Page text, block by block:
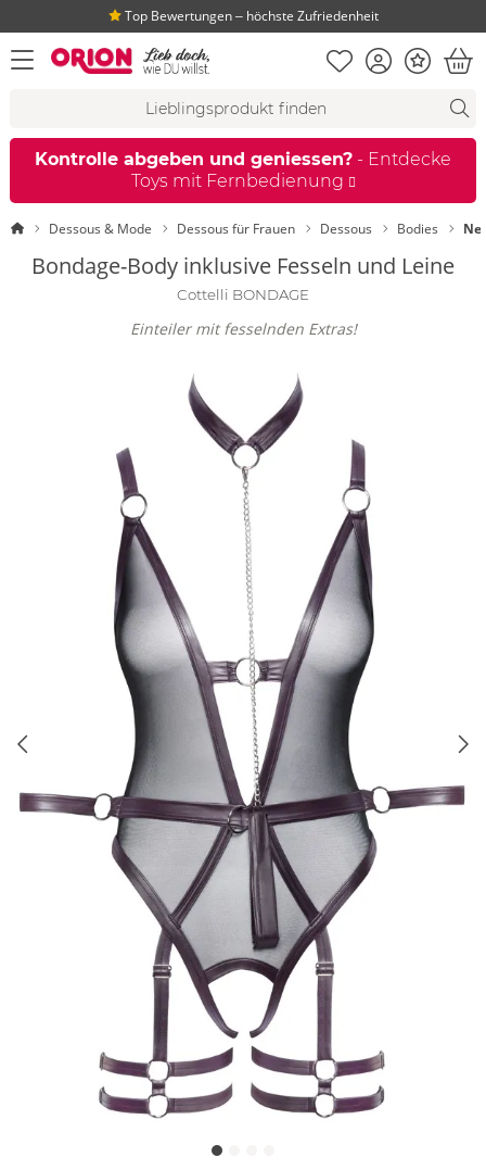
Top Bewertungen ‒ höchste Zufriedenheit
Menü öffnen Merkliste
KontoBonus
Kontrolle abgeben und geniessen? - Entdecke
Toys mit Fernbedienung
StartseiteDessous & Mode Dessous für Frauen Dessous Bodies
Bondage-Body inklusive Fesseln und Leine
Cottelli BONDAGE
Einteiler mit fesselnden Extras!